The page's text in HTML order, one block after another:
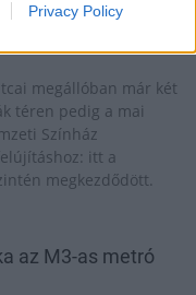
Privacy Policy
megállóban már két
téren pedig a mai
Színház
itt a
megkezdődött.
az M3-as metró